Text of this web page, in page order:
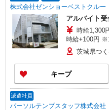
株式会社ゼンショーベストクル
アルバイト
時給1,300
時給+100円
茨城県つ
キープ
派遣社員
パーソルテンプスタッフ株式会